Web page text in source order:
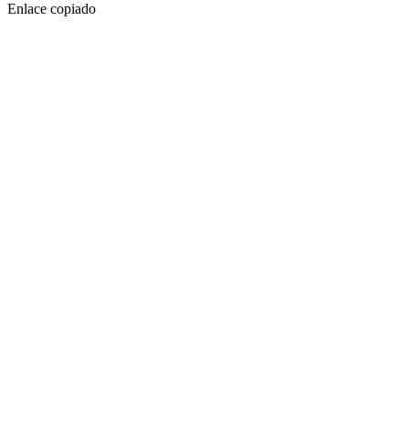
Enlace copiado